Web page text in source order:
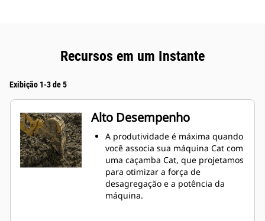
Recursos em um Instante
Exibição 1-3 de 5
Alto Desempenho
A produtividade é máxima quando
você associa sua máquina Cat com
uma caçamba Cat, que projetamos
para otimizar a força de
desagregação e a potência da
máquina.